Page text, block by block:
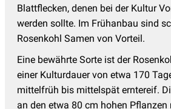
Blattflecken, denen bei der Kultur
werden sollte. Im Frühanbau sind
Rosenkohl Samen von Vorteil.
Eine bewährte Sorte ist der
einer Kulturdauer von etwa 170
mittelfrüh bis mittelspät erntereif.
an den etwa 80 cm hohen Pflanzen